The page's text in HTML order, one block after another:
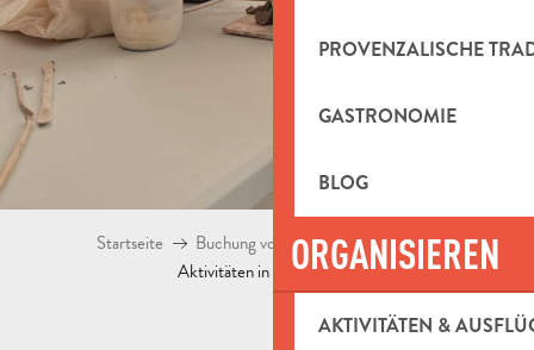
PROVENZALISCHE
GASTRONOMIE
BLOG
ORGANISIEREN
AKTIVITÄTEN &
Startseite
Buchung von Aktivitäten und Shop
Aktivitäten in Pays d’Aubagne